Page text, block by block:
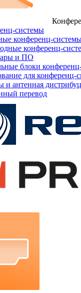
системы
конференц-
конференц-
и ПО
блоки
для конференц-
и антенная
перевод